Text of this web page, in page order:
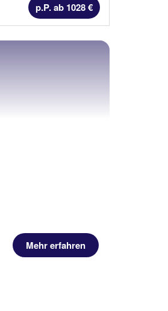
Kategorien
p.P. ab 1028 €
Mehr erfahren